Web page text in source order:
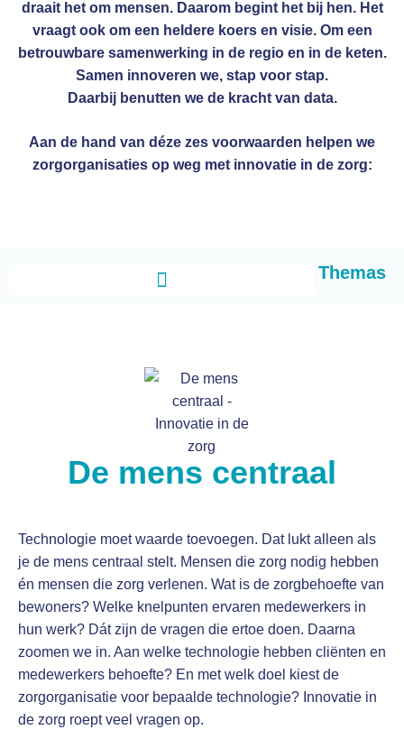
draait het om mensen. Daarom begint het bij hen. Het
vraagt ook om een heldere koers en visie. Om een
betrouwbare samenwerking in de regio en in de keten.
Samen innoveren we, stap voor stap.
Daarbij benutten we de kracht van data.
Aan de hand van déze zes voorwaarden helpen we
zorgorganisaties op weg met innovatie in de zorg:
Themas
De mens centraal
Technologie moet waarde toevoegen. Dat lukt alleen als
je de mens centraal stelt. Mensen die zorg nodig hebben
én mensen die zorg verlenen. Wat is de zorgbehoefte van
bewoners? Welke knelpunten ervaren medewerkers in
hun werk? Dát zijn de vragen die ertoe doen. Daarna
zoomen we in. Aan welke technologie hebben cliënten en
medewerkers behoefte? En met welk doel kiest de
zorgorganisatie voor bepaalde technologie? Innovatie in
de zorg roept veel vragen op.